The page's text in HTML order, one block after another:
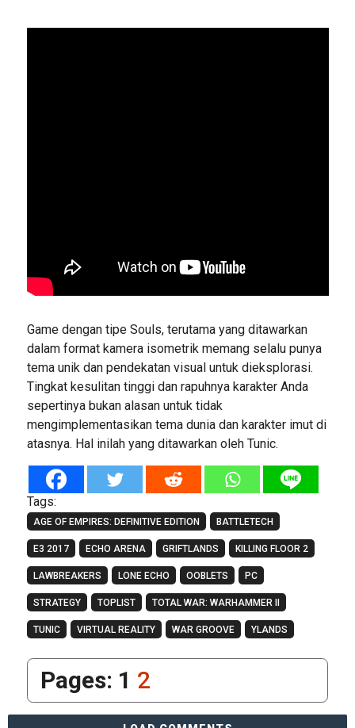
Game dengan tipe Souls, terutama yang ditawarkan
dalam format kamera isometrik memang selalu punya
tema unik dan pendekatan visual untuk dieksplorasi.
Tingkat kesulitan tinggi dan rapuhnya karakter Anda
sepertinya bukan alasan untuk tidak
mengimplementasikan tema dunia dan karakter imut di
atasnya. Hal inilah yang ditawarkan oleh Tunic.
Tags:
AGE OF EMPIRES: DEFINITIVE EDITION BATTLETECH
E3 2017 ECHO ARENA GRIFTLANDS KILLING FLOOR 2
LAWBREAKERS LONE ECHO OOBLETS PC
STRATEGY TOPLIST TOTAL WAR: WARHAMMER II
TUNIC VIRTUAL REALITY WAR GROOVE YLANDS
Pages: 1 2